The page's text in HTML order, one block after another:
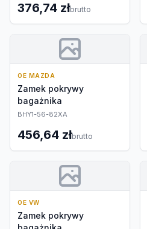
376,74 złbrutto
OE MAZDA
Zamek pokrywy
bagażnika
BHY1-56-82XA
456,64 złbrutto
OE VW
Zamek pokrywy